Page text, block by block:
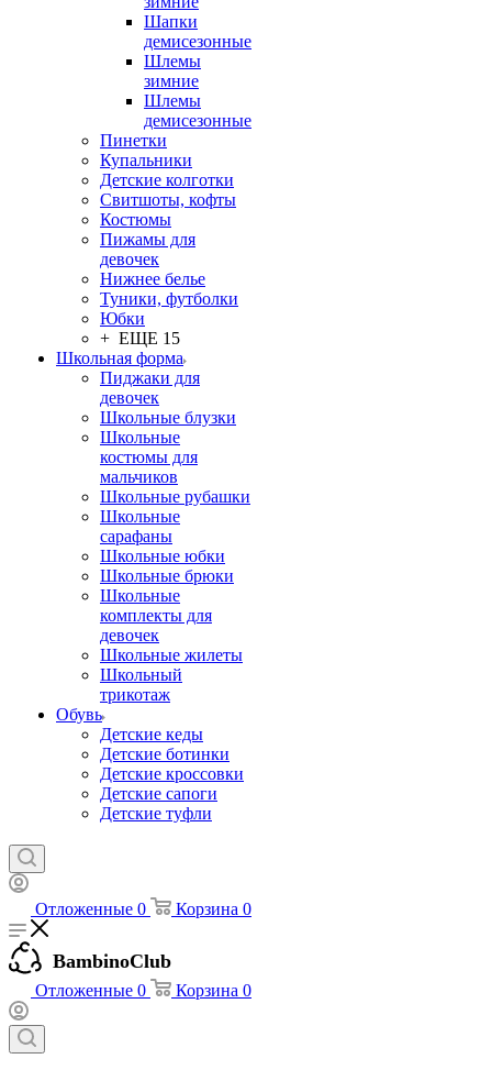
Шапки
демисезонные
Шлемы
зимние
Шлемы
демисезонные
Пинетки
Купальники
Детские колготки
Свитшоты, кофты
Костюмы
Пижамы для
девочек
Нижнее белье
Туники, футболки
Юбки
+ ЕЩЕ 15
Школьная форма
Пиджаки для
девочек
Школьные блузки
Школьные
костюмы для
мальчиков
Школьные рубашки
Школьные
сарафаны
Школьные юбки
Школьные брюки
Школьные
комплекты для
девочек
Школьные жилеты
Школьный
трикотаж
Обувь
Детские кеды
Детские ботинки
Детские кроссовки
Детские сапоги
Детские туфли
Отложенные 0 Корзина 0
BambinoClub
Отложенные 0 Корзина 0